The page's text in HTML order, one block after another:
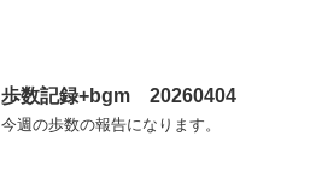
歩数記録+bgm 20260404
今週の歩数の報告になります。